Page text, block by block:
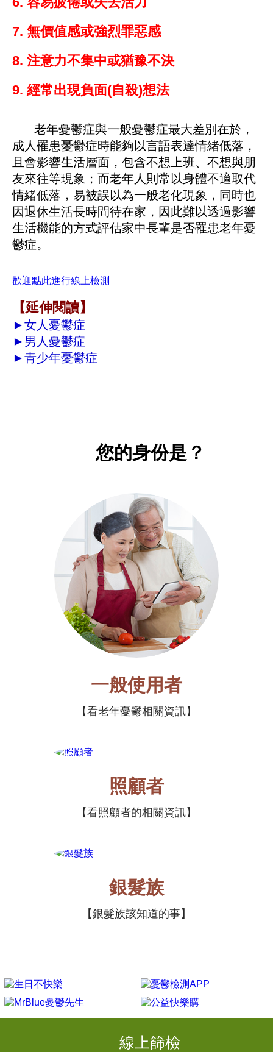
7. 無價值感或強烈罪惡感
8. 注意力不集中或猶豫不決
9. 經常出現負面(自殺)想法
老年憂鬱症與一般憂鬱症最大差別在於，
成人罹患憂鬱症時能夠以言語表達情緒低落，
且會影響生活層面，包含不想上班、不想與朋
友來往等現象；而老年人則常以身體不適取代
情緒低落，易被誤以為一般老化現象，同時也
因退休生活長時間待在家，因此難以透過影響
生活機能的方式評估家中長輩是否罹患老年憂
鬱症。
歡迎點此進行線上檢測
【延伸閱讀】
►女人憂鬱症
► 男人憂鬱症
►青少年憂鬱症
您的身份是？
一般使用者
看老年憂鬱相關資訊
照顧者
看照顧者的相關資訊
銀髮族
銀髮族該知道的事
線上篩檢